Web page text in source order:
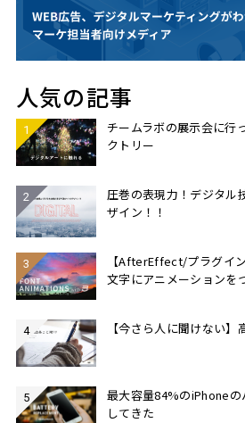
人気の記事
チームラボの展示会に行
クトリー
圧巻の表現力！デジタル
ザイン！！
【AfterEffect/プラグイ
文字にアニメーションを
【今さら人に聞けない】
最大容量84%のiPhone
してきた